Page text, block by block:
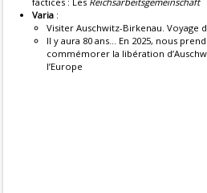
Varia :
Visiter Auschwitz-Birkenau. Voyage
Il y aura 80 ans… En 2025, nous
commémorer la libération
l’Europe